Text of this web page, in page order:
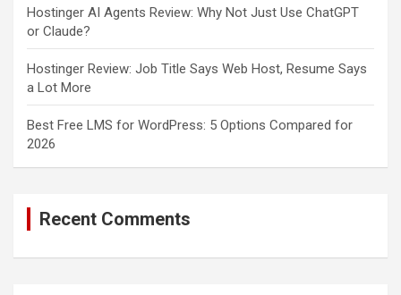
Hostinger AI Agents Review: Why Not Just Use ChatGPT
or Claude?
Hostinger Review: Job Title Says Web Host, Resume Says
a Lot More
Best Free LMS for WordPress: 5 Options Compared for
2026
Recent Comments